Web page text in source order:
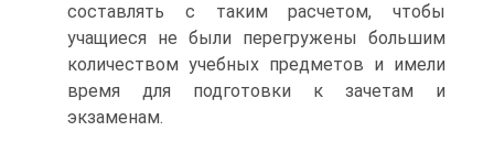
составлять с таким расчетом, чтобы
учащиеся не были перегружены большим
количеством учебных предметов и имели
время для подготовки к зачетам и
экзаменам.